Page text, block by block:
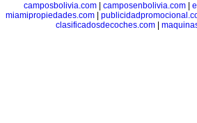
camposbolivia.com| camposenbolivia.com|
miamipropiedades.com
clasificadosdecoches.com